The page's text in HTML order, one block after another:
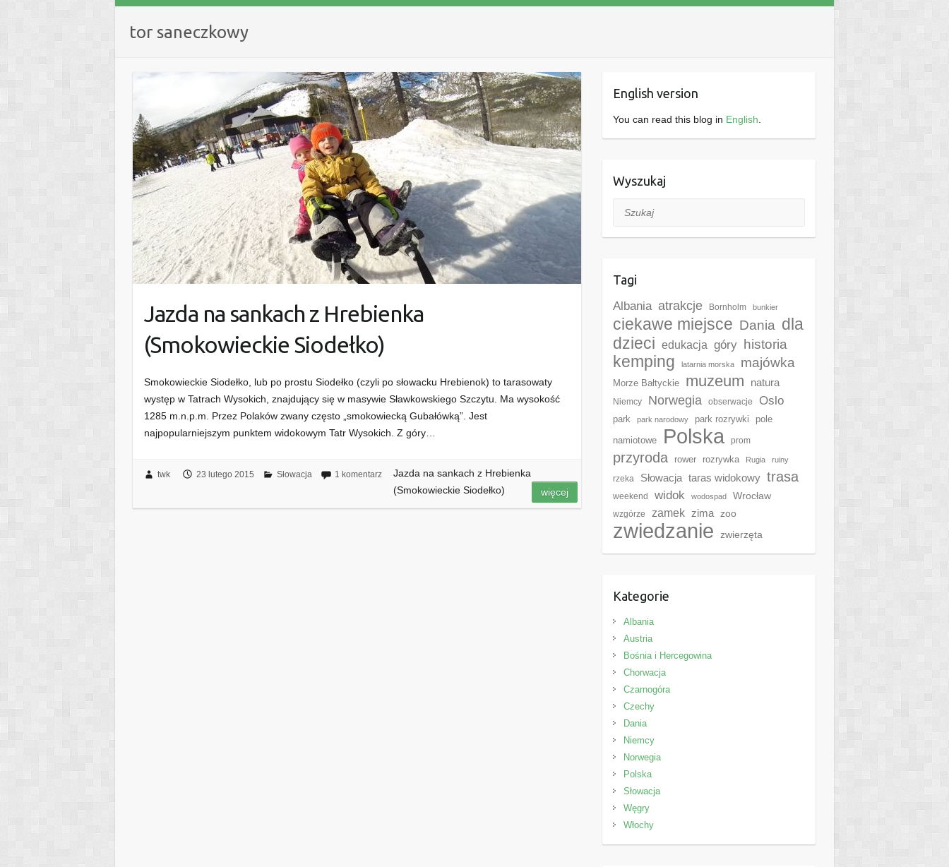
tor saneczkowy
Jazda na sankach z Hrebienka
(Smokowieckie Siodełko)
Smokowieckie Siodełko, lub po prostu Siodełko (czyli po słowacku Hrebienok) to tarasowaty
występ w Tatrach Wysokich, znajdujący się w masywie Sławkowskiego Szczytu. Ma wysokość
1285 m.n.p.m. Przez Polaków zwany często „smokowiecką Gubałówką”. Jest
najpopularniejszym punktem widokowym Tatr Wysokich. Z góry…
twk 23 lutego 2015 Słowacja 1 komentarz
Jazda na sankach z Hrebienka
(Smokowieckie Siodełko)
więcej
English version
You can read this blog in English
Wyszukaj
Szukaj
Tagi
Albania atrakcje Bornholm bunkier
ciekawe miejsce Dania dla
dzieci edukacja góry historia
kemping latarnia morska majówka
Morze Bałtyckie muzeum natura
Niemcy Norwegia obserwacje Oslo
park park narodowy park rozrywki
pole
namiotowe
Polska prom
przyroda rower rozrywka Rugia ruiny
rzeka Słowacja taras widokowy trasa
weekend widok wodospad Wrocław
wzgórze zamek zima zoo
zwiedzanie zwierzęta
Kategorie
Albania
Austria
Bośnia i Hercegowina
Chorwacja
Czarnogóra
Czechy
Dania
Niemcy
Norwegia
Polska
Słowacja
Węgry
Włochy